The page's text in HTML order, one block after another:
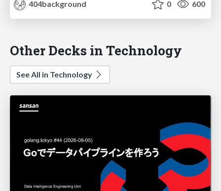
404background
0 600
Other Decks in Technology
See All in Technology